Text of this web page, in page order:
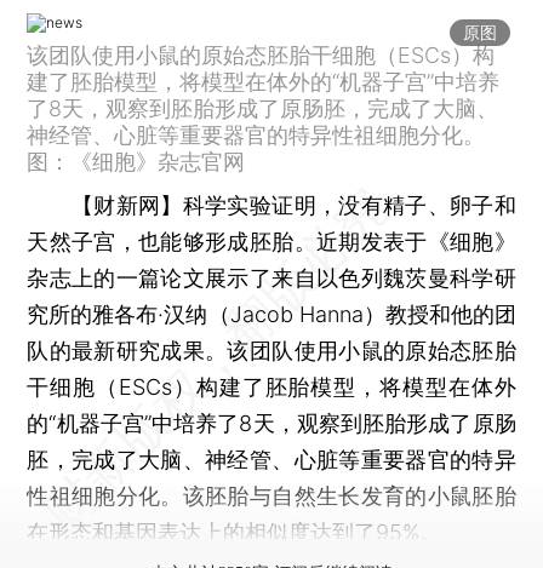
原图
该团队使用小鼠的原始态胚胎干细胞（ESCs）构
建了胚胎模型，将模型在体外的“机器子宫”中培养
了8天，观察到胚胎形成了原肠胚，完成了大脑、
神经管、心脏等重要器官的特异性祖细胞分化。
图：《细胞》杂志官网
【财新网】 科学实验证明，没有精子、卵子和
天然子宫，也能够形成胚胎。近期发表于《细胞》
杂志上的一篇论文展示了来自以色列魏茨曼科学研
究所的雅各布·汉纳（Jacob Hanna）教授和他的团
队的最新研究成果。该团队使用小鼠的原始态胚胎
干细胞（ESCs）构建了胚胎模型，将模型在体外
的“机器子宫”中培养了8天，观察到胚胎形成了原肠
胚，完成了大脑、神经管、心脏等重要器官的特异
性祖细胞分化。该胚胎与自然生长发育的小鼠胚胎
在形态和基因表达上的相似度达到了95%。